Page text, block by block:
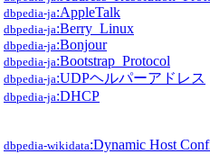
dbpedia-ja:AppleTalk
dbpedia-ja:Berry_Linux
dbpedia-ja:Bonjour
dbpedia-ja:Bootstrap_Protocol
dbpedia-ja:UDPヘルパーアドレス
dbpedia-ja:DHCP
dbpedia-wikidata:Dynamic Host